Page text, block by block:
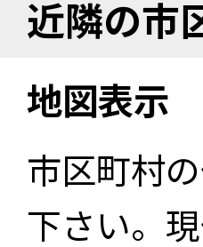
近隣の市
地図表示
市区町村
下さい。